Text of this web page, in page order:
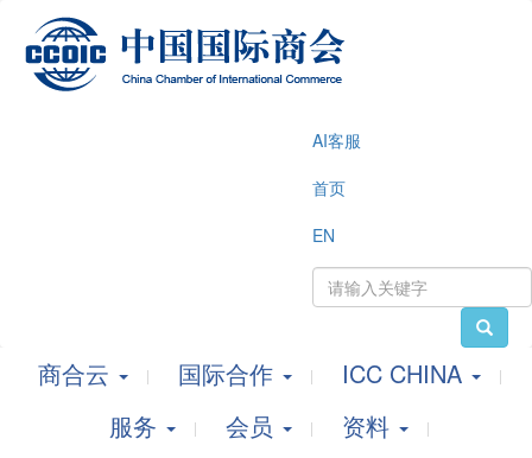
AI客服
首页
EN
商合云 国际合作
ICC CHINA
服务
会员
资料